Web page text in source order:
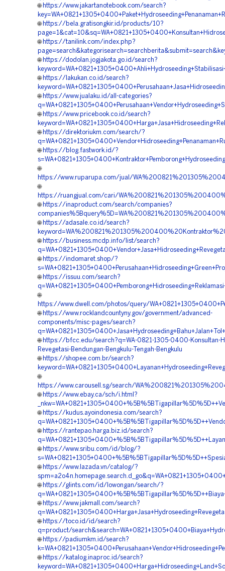
🌐 https://www.jakartanotebook.com/search?
🌐 https://bela.gratisongkir.id/products/10?
🌐 https://tanilink.com/index.php?
🌐 https://dodolan.jogjakota.go.id/search?
🌐 https://lakukan.co.id/search?
🌐 https://www.jualaku.id/all-categories?
🌐 https://www.pricebook.co.id/search?
🌐 https://direktoriukm.com/search/?
🌐 https://blog.fastwork.id/?
🌐
https://www.ruparupa.com/jual/
🌐
https://ruangjual.com/cari/
🌐 https://inaproduct.com/search/companies?
🌐 https://adasale.co.id/search?
🌐 https://business.mcdp.info/list/search?
🌐 https://indomaret.shop/?
🌐 https://issuu.com/search?
🌐
https://www.dwell.com/photos/query/
🌐 https://www.rocklandcountyny.gov/government/advanced-
components/misc-pages/search?
🌐 https://bfcc.edu/search?q=WA-0821-1305-0400-Konsultan-
Revegetasi-Bendungan-Bengkulu-Tengah-Bengkulu
🌐 https://shopee.com.br/search?
🌐
https://www.carousell.sg/search/
🌐 https://www.ebay.ca/sch/i.html?
🌐 https://kudus.ayoindonesia.com/search?
🌐 https://rantepao.harga.biz.id/search?
🌐 https://www.sribu.com/id/blog/?
🌐 https://www.lazada.vn/catalog/?
🌐 https://glints.com/id/lowongan/search/?
🌐 https://www.jakmall.com/search?
🌐 https://toco.id/id/search?
q=product/
🌐 https://padiumkm.id/search?
🌐 https://katalog.inaproc.id/search?